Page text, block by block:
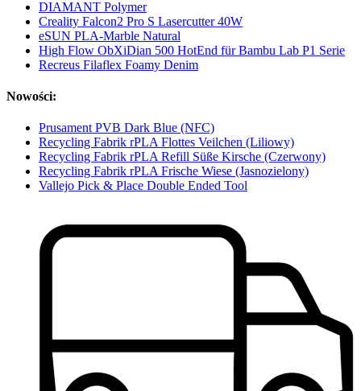
DIAMANT Polymer
Creality Falcon2 Pro S Lasercutter 40W
eSUN PLA-Marble Natural
High Flow ObXiDian 500 HotEnd für Bambu Lab P1 Serie
Recreus Filaflex Foamy Denim
Nowości:
Prusament PVB Dark Blue (NFC)
Recycling Fabrik rPLA Flottes Veilchen (Liliowy)
Recycling Fabrik rPLA Refill Süße Kirsche (Czerwony)
Recycling Fabrik rPLA Frische Wiese (Jasnozielony)
Vallejo Pick & Place Double Ended Tool